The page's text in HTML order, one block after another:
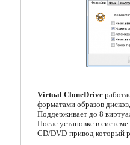
Мессенджеры
Организация
Офисные
Почтовые
Работа с CD/DVD
Разгон и
Virtual CloneDrive
форматами образов
Поддерживает до 8
После установке в
CD/DVD-привод который